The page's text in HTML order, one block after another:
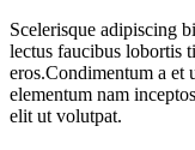
Scelerisque adipiscing
lectus faucibus lobortis
eros.Condimentum a et
elementum nam
elit ut volutpat.